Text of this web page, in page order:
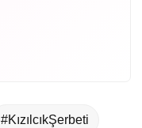
#KızılcıkŞerbeti